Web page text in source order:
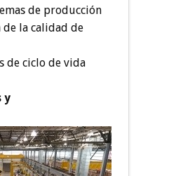
de producción
la calidad de
de ciclo de vida
y